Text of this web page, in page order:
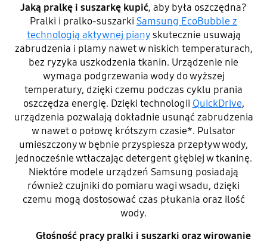
Jaką pralkę i suszarkę kupić, aby była oszczędna?
Pralki i pralko-suszarki Samsung EcoBubble z
technologią aktywnej pianyskutecznie usuwają
zabrudzenia i plamy nawet w niskich temperaturach,
bez ryzyka uszkodzenia tkanin. Urządzenie nie
wymaga podgrzewania wody do wyższej
temperatury, dzięki czemu podczas cyklu prania
oszczędza energię. Dzięki technologii QuickDrive,
urządzenia pozwalają dokładnie usunąć zabrudzenia
w nawet o połowę krótszym czasie*. Pulsator
umieszczony w bębnie przyspiesza przepływ wody,
jednocześnie wtłaczając detergent głębiej w tkaninę.
Niektóre modele urządzeń Samsung posiadają
również czujniki do pomiaru wagi wsadu, dzięki
czemu mogą dostosować czas płukania oraz ilość
wody.
Głośność pracy pralki i suszarki oraz wirowanie